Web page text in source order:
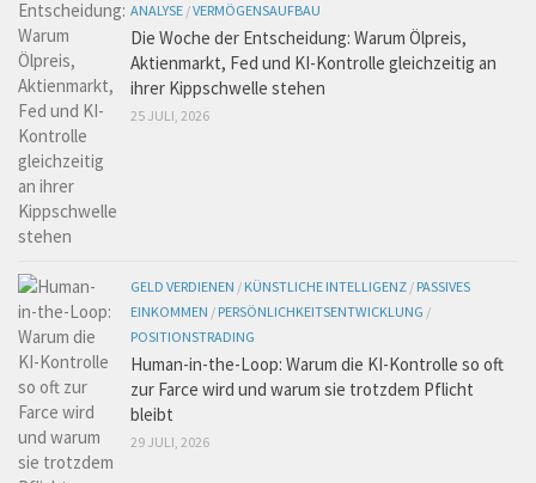
ANALYSE /VERMÖGENSAUFBAU
Die Woche der Entscheidung: Warum Ölpreis,
Aktienmarkt, Fed und KI-Kontrolle gleichzeitig an
ihrer Kippschwelle stehen
25 JULI, 2026
GELD VERDIENEN / KÜNSTLICHE INTELLIGENZ / PASSIVES
EINKOMMEN / PERSÖNLICHKEITSENTWICKLUNG /
POSITIONSTRADING
Human-in-the-Loop: Warum die KI-Kontrolle so oft
zur Farce wird und warum sie trotzdem Pflicht
bleibt
29 JULI, 2026